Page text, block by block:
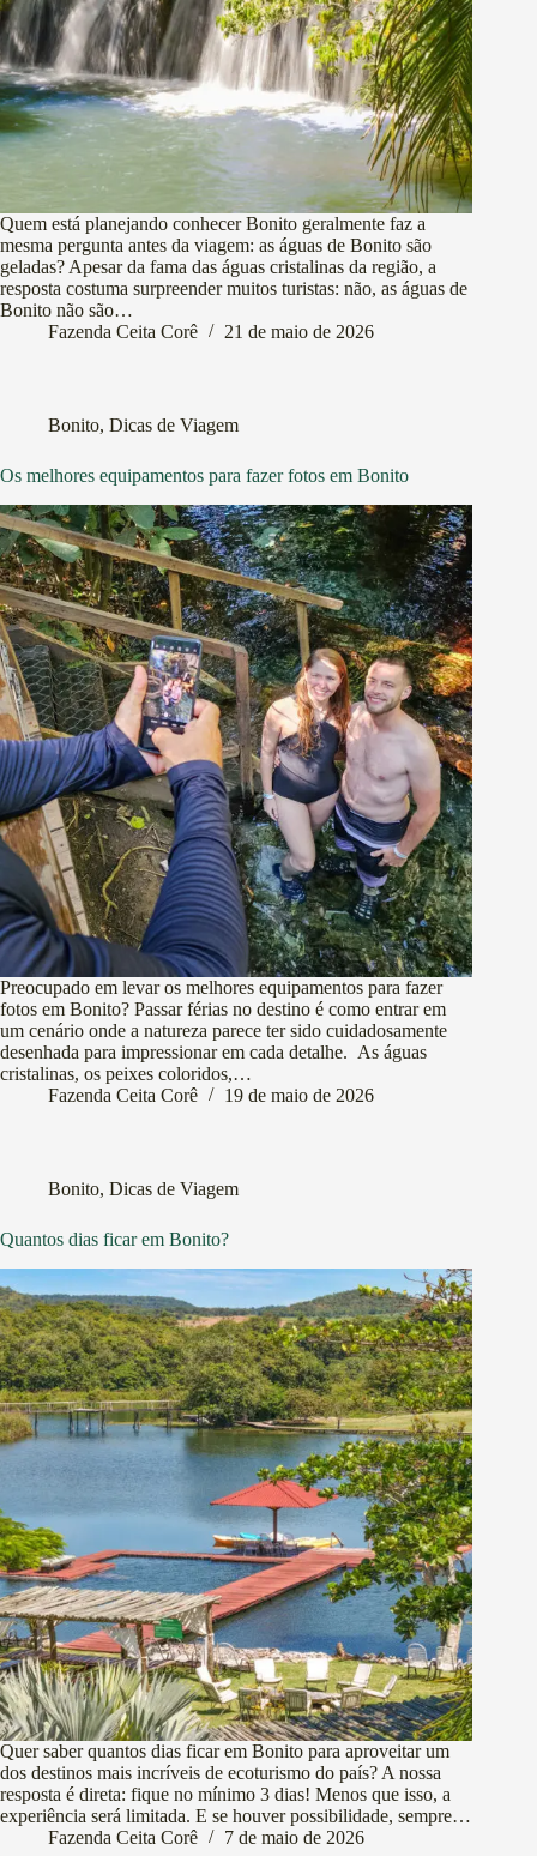
Quem está planejando conhecer Bonito geralmente faz a
mesma pergunta antes da viagem: as águas de Bonito são
geladas? Apesar da fama das águas cristalinas da região, a
resposta costuma surpreender muitos turistas: não, as águas de
Bonito não são…
Fazenda Ceita Corê
21 de maio de 2026
Bonito, Dicas de Viagem
Os melhores equipamentos para fazer fotos em Bonito
Preocupado em levar os melhores equipamentos para fazer
fotos em Bonito? Passar férias no destino é como entrar em
um cenário onde a natureza parece ter sido cuidadosamente
desenhada para impressionar em cada detalhe. As águas
cristalinas, os peixes coloridos,…
Fazenda Ceita Corê
19 de maio de 2026
Bonito, Dicas de Viagem
Quantos dias ficar em Bonito?
Quer saber quantos dias ficar em Bonito para aproveitar um
dos destinos mais incríveis de ecoturismo do país? A nossa
resposta é direta: fique no mínimo 3 dias! Menos que isso, a
experiência será limitada. E se houver possibilidade, sempre…
Fazenda Ceita Corê
7 de maio de 2026